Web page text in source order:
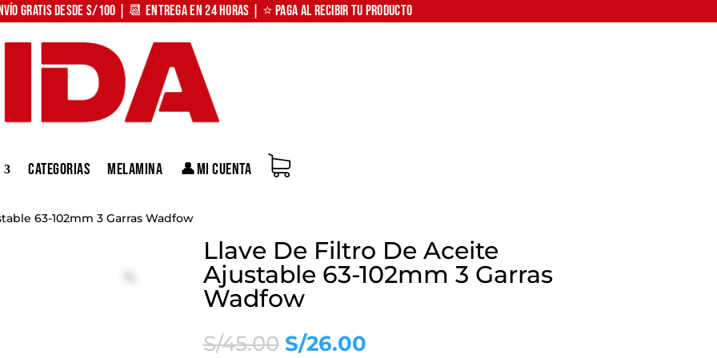
Gratis desde S/100 | 📆 Entrega en 24 horas | ⭐ Paga al recibir tu producto
Categorias Melamina 👤Mi Cuenta
63-102mm 3 Garras Wadfow
Llave De Filtro De Aceite
Ajustable 63-102mm 3 Garras
Wadfow
S/45.00 El
S/26.00El